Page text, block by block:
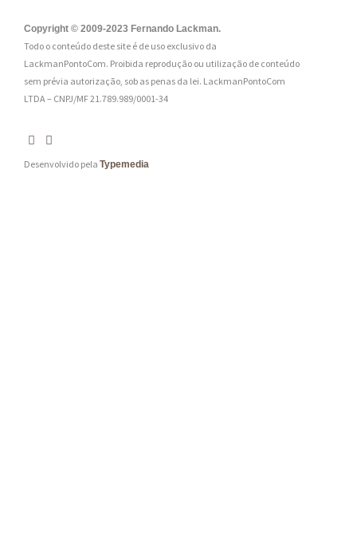
:
*
Copyright © 2009-2023 Fernando Lackman.
Todo o conteúdo deste site é de uso exclusivo da
LackmanPontoCom. Proibida reprodução ou utilização de conteúdo
sem prévia autorização, sob as penas da lei. LackmanPontoCom
LTDA – CNPJ/MF 21.789.989/0001-34
Desenvolvido pela Typemedia